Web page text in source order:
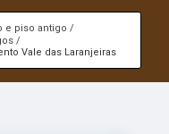
e piso antigo
Vale das Laranjeiras